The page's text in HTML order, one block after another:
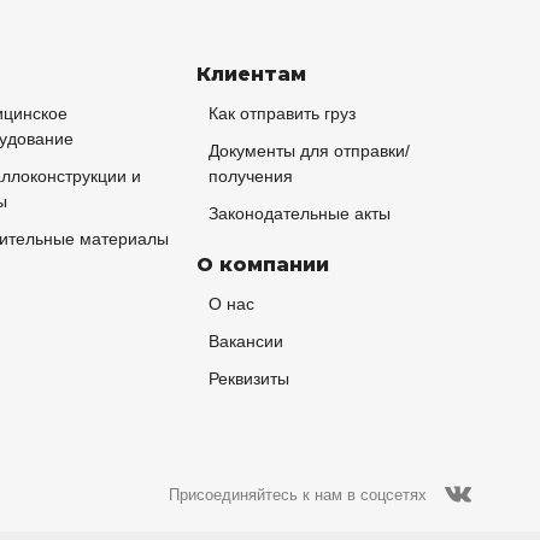
и
материалы
Клиентам
Как отправить груз
Документы для отправки/
получения
Законодательные акты
О компании
О нас
Вакансии
Реквизиты
Присоединяйтесь к нам в соцсетях